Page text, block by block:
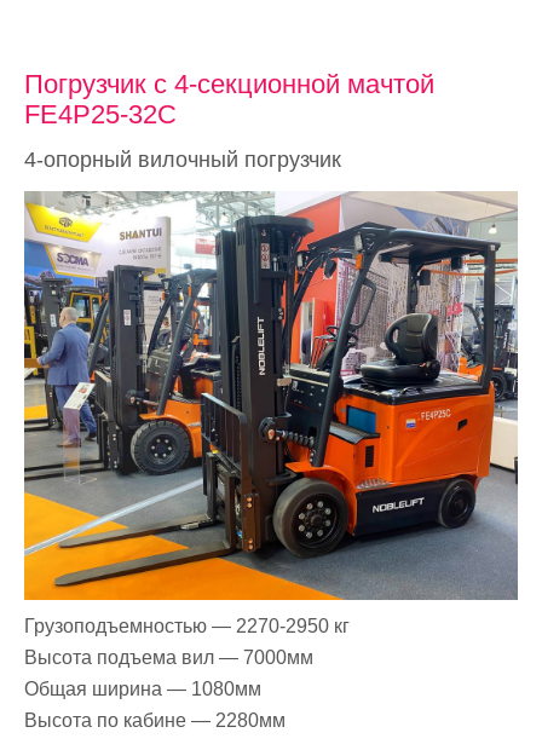
Погрузчик с 4-секционной мачтой
FE4P25-32C
4-опорный вилочный погрузчик
Грузоподъемностью — 2270-2950 кг
Высота подъема вил — 7000мм
Общая ширина — 1080мм
Высота по кабине — 2280мм